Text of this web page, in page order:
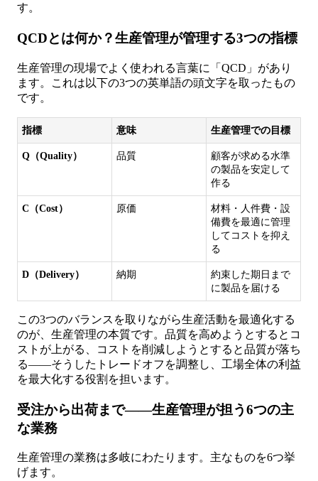
す。
QCDとは何か？生産管理が管理する3つの指標
生産管理の現場でよく使われる言葉に「QCD」があり
ます。これは以下の3つの英単語の頭文字を取ったもの
です。
指標 意味 生産管理での目標
Q（Quality） 品質
顧客が求める水準
の製品を安定して
作る
C（Cost） 原価
材料・人件費・設
備費を最適に管理
してコストを抑え
る
D（Delivery） 納期
約束した期日まで
に製品を届ける
この3つのバランスを取りながら生産活動を最適化する
のが、生産管理の本質です。品質を高めようとするとコ
ストが上がる、コストを削減しようとすると品質が落ち
る——そうしたトレードオフを調整し、工場全体の利益
を最大化する役割を担います。
受注から出荷まで——生産管理が担う6つの主
な業務
生産管理の業務は多岐にわたります。主なものを6つ挙
げます。